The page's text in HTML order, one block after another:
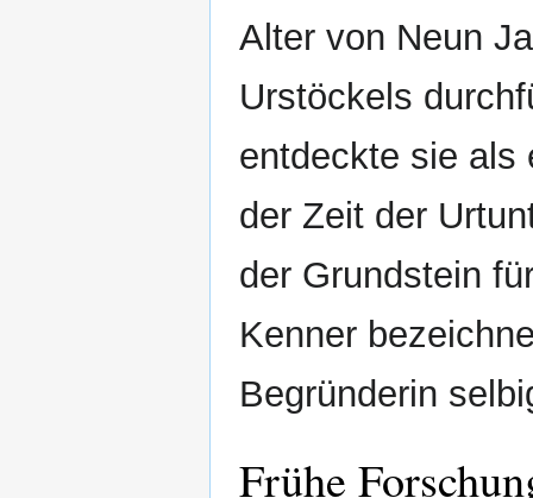
Alter von Neun
Urstöckels
entdeckte sie als
der Zeit der
der Grundstein
Kenner
Begründerin
Frühe